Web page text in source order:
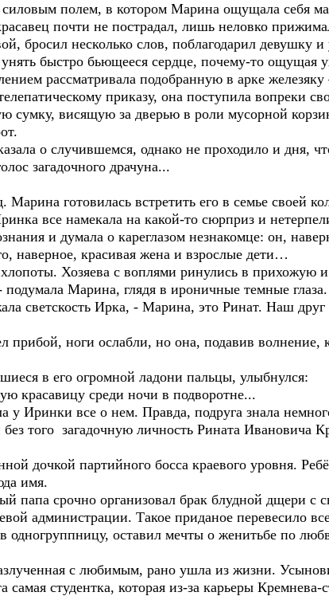
полем, в котором Марина ощущала себя
почти не пострадал, лишь неловко
бросил несколько слов, поблагодарил девушку
быстро бьющееся сердце, почему-то ощущая
рассматривала подобранную в арке
приказу, она поступила вопреки
сумку, висящую за дверью в роли мусорной
о случившемся, однако не проходило и дня,
загадочного драчуна...
готовилась встретить его в семье своей
все намекала на какой-то сюрприз и
и думала о кареглазом незнакомце: он,
наверное, красивая жена и взрослые дети…
Хозяева с воплями ринулись в прихожую и
Марина, глядя в ироничные темные глаза.
светскость Ирка, - Марина, это Ринат. Наш друг
ноги ослабли, но она, подавив волнение,
в его огромной ладони пальцы, улыбнулся:
красавицу среди ночи в подворотне...
Иринки все о нем. Правда, подруга знала
того загадочную личность Рината Ивановича
дочкой партийного босса краевого уровня.
имя.
папа срочно организовал брак блудной дщери с
администрации. Такое приданое перевесило
одногруппницу, оставил мечты о женитьбе по
с любимым, рано ушла из жизни.
самая студентка, которая из-за карьеры